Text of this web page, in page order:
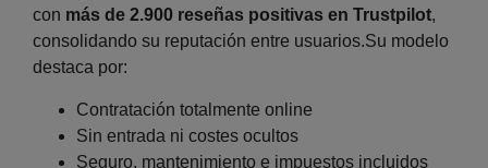
con más de 2.900 reseñas positivas en Trustpilot,
consolidando su reputación entre usuarios.Su modelo
destaca por:
Contratación totalmente online
Sin entrada ni costes ocultos
Seguro, mantenimiento e impuestos incluidos